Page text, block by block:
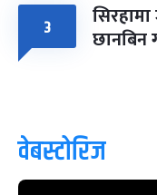
३ छानबिन
वेबस्टोरिज